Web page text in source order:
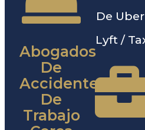
Abogados
De
Accidentes
De
Trabajo
De
Lyft /